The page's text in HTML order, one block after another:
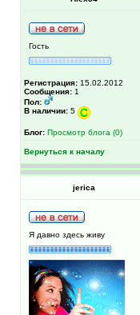
Гость
Регистрация: 15.02.2012
Сообщения: 1
Пол:
В наличии: 5
Блог: Просмотр блога (0)
Вернуться к началу
jerica
Я давно здесь живу